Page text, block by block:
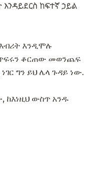
ከፍተኛ ኃይል
እንዲሞሉ
ጥፍሩን ቆርጠው መወንጨፍ
ግን ይህ ሌላ ጉዳይ ነው.
ከእነዚህ ውስጥ አንዱ